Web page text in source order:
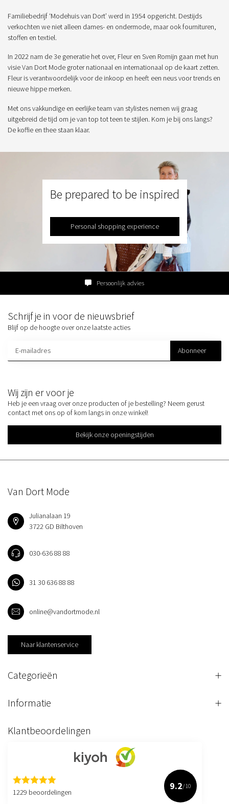
Familiebedrijf ‘Modehuis van Dort’ werd in 1954 opgericht. Destijds
verkochten we niet alleen dames- en ondermode, maar ook fournituren,
stoffen en textiel.
In 2022 nam de 3e generatie het over, Fleur en Sven Romijn gaan met hun
visie Van Dort Mode groter nationaal en internationaal op de kaart zetten.
Fleur is verantwoordelijk voor de inkoop en heeft een neus voor trends en
nieuwe hippe merken.
Met ons vakkundige en eerlijke team van stylistes nemen wij graag
uitgebreid de tijd om je van top tot teen te stijlen. Kom je bij ons langs?
De koffie en thee staan klaar.
Be prepared to be inspired
Personal shopping experience
Persoonlijk advies
Wij zijn er voor je
Heb je een vraag over onze producten of je bestelling? Neem gerust
contact met ons op of kom langs in onze winkel!
Bekijk onze openingstijden
Schrijf je in voor de nieuwsbrief
Blijf op de hoogte over onze laatste acties
Abonneer
Van Dort Mode
Julianalaan 19
3722 GD Bilthoven
030-636 88 88
31 30 636 88 88
online@vandortmode.nl
Naar klantenservice
Categorieën
Informatie
Klantbeoordelingen
1229 beoordelingen
9.2/10